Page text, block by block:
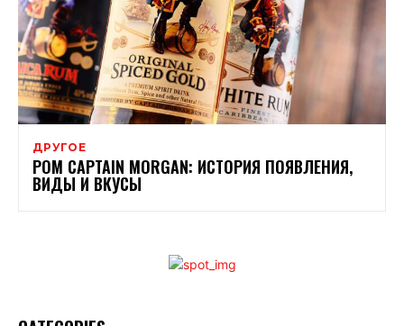
ДРУГОЕ
РОМ CAPTAIN MORGAN: ИСТОРИЯ ПОЯВЛЕНИЯ,
ВИДЫ И ВКУСЫ